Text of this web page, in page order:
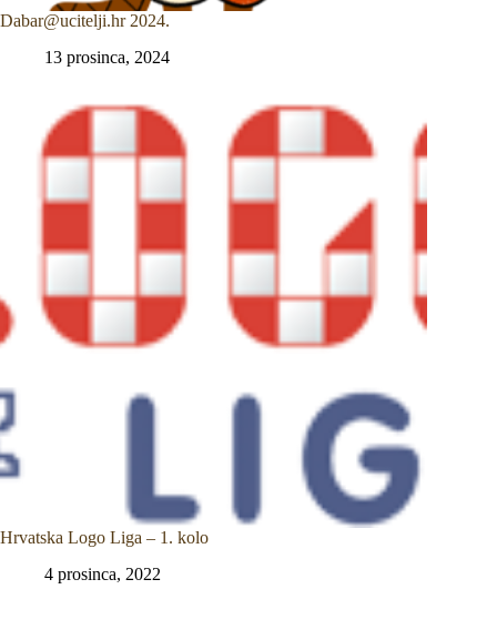
Dabar@ucitelji.hr 2024.
13 prosinca, 2024
Hrvatska Logo Liga – 1. kolo
4 prosinca, 2022